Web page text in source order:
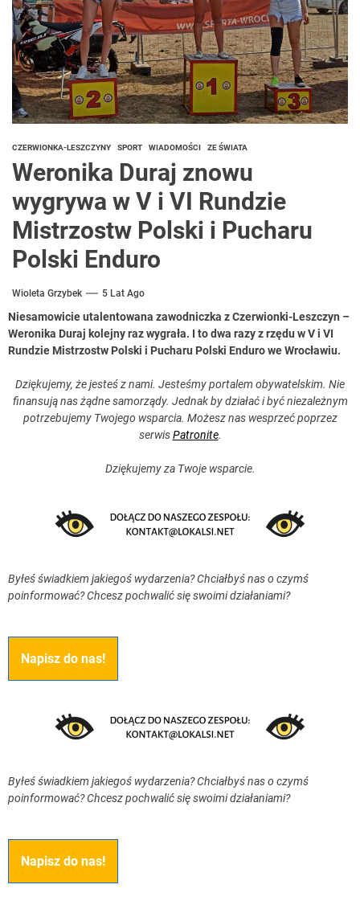
CZERWIONKA-LESZCZYNY SPORT WIADOMOŚCI ZE ŚWIATA
Weronika Duraj znowu
wygrywa w V i VI Rundzie
Mistrzostw Polski i Pucharu
Polski Enduro
Wioleta Grzybek 5 Lat Ago
Niesamowicie utalentowana zawodniczka z Czerwionki-Leszczyn –
Weronika Duraj kolejny raz wygrała. I to dwa razy z rzędu w V i VI
Rundzie Mistrzostw Polski i Pucharu Polski Enduro we Wrocławiu.
Dziękujemy, że jesteś z nami. Jesteśmy portalem obywatelskim. Nie
finansują nas żądne samorządy. Jednak by działać i być niezależnym
potrzebujemy Twojego wsparcia. Możesz nas wesprzeć poprzez
serwisPatronite.
Dziękujemy za Twoje wsparcie.
Byłeś świadkiem jakiegoś wydarzenia? Chciałbyś nas o czymś
poinformować? Chcesz pochwalić się swoimi działaniami?
Napisz do nas!
Byłeś świadkiem jakiegoś wydarzenia? Chciałbyś nas o czymś
poinformować? Chcesz pochwalić się swoimi działaniami?
Napisz do nas!